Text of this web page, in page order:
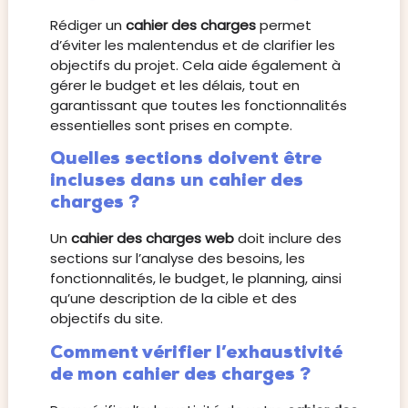
Rédiger un cahier des chargespermet
d’éviter les malentendus et de clarifier les
objectifs du projet. Cela aide également à
gérer le budget et les délais, tout en
garantissant que toutes les fonctionnalités
essentielles sont prises en compte.
Quelles sections doivent être
incluses dans un cahier des
charges ?
Un cahier des charges webdoit inclure des
sections sur l’analyse des besoins, les
fonctionnalités, le budget, le planning, ainsi
qu’une description de la cible et des
objectifs du site.
Comment vérifier l’exhaustivité
de mon cahier des charges ?